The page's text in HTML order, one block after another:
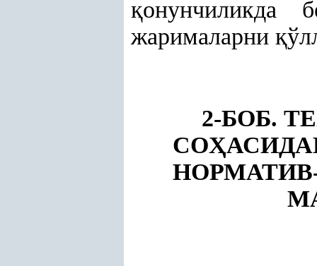
қонунчиликда
жарималарни қ
2-БОБ.
СОҲ